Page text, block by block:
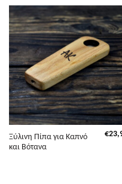
Ξύλινη Πίπα για Καπνό
και Βότανα
€